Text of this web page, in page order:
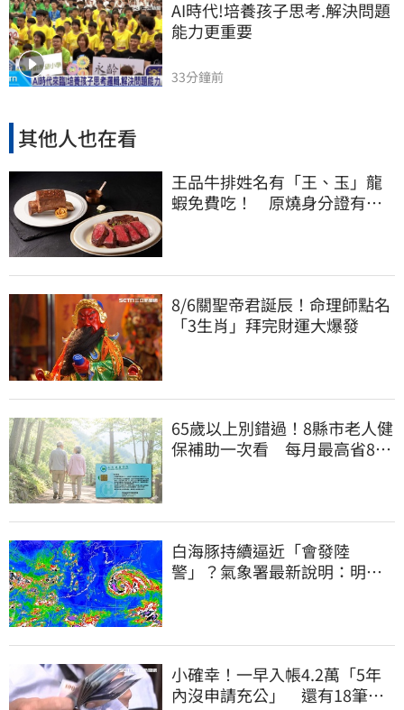
AI時代!培養孩子思考.解決問題
能力更重要
33分鐘前
其他人也在看
王品牛排姓名有「王、玉」龍
蝦免費吃！ 原燒身分證有
8/6關聖帝君誕辰！命理師點名
「3生肖」拜完財運大爆發
65歲以上別錯過！8縣市老人健
保補助一次看 每月最高省826
白海豚持續逼近「會發陸
警」？氣象署最新說明：明天
小確幸！一早入帳4.2萬「5年
內沒申請充公」 還有18筆錢